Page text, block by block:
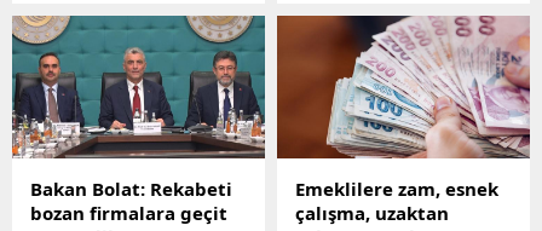
maaşlarına yapılan
artışların yanı sıra çalışma
hayatına ilişkin yapılan
düzenlemeler de önemle
takip ediliyor. Geçtiğimiz
yıl esnaflara 5 yıl erken
emeklilik müjdesi
verilmişti. Çalışma ve
Sosyal Güvenlik Bakanı
dairesinde en modern
teknolojiye sahip yatay
buhar kızdırıcı-ayırıcıların
montajı tamamlandı.
Nükleer santraldeki buhar
türbini tesisinin yardımcı
sistemlerinin bir parçası
olan ekipman, türbin rotor
kanatlarını döndüren
Bakan Bolat: Rekabeti
bozan firmalara geçit
Emeklilere zam, esnek
çalışma, uzaktan